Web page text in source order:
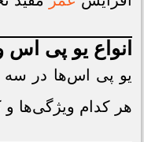
انواع یو پی اس
یو پی اس‌ها در سه
هر کدام ویژگی‌ها و